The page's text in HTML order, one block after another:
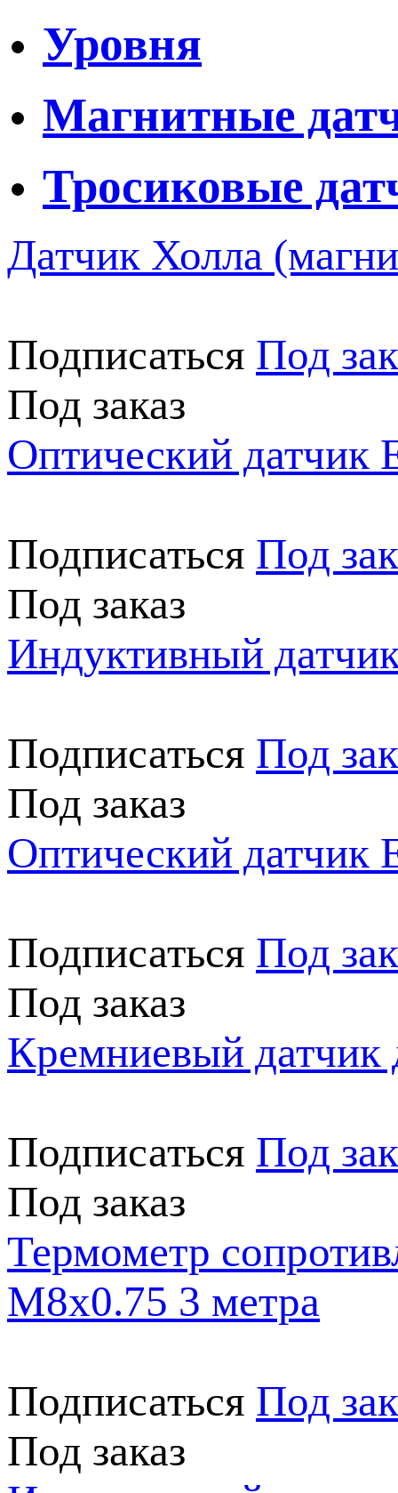
Уровня
Магнитные
Тросиковые
Датчик Холла
Подписаться Под
Под заказ
Оптический датчик
Подписаться Под
Под заказ
Индуктивный
Подписаться Под
Под заказ
Оптический датчик
Подписаться Под
Под заказ
Кремниевый датчик
Подписаться Под
Под заказ
Термометр
M8x0.75 3 метра
Подписаться Под
Под заказ